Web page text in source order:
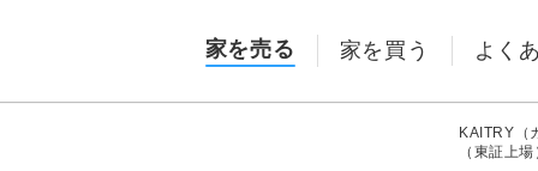
家を売る 家を買う よく
KAITRY（
（東証上